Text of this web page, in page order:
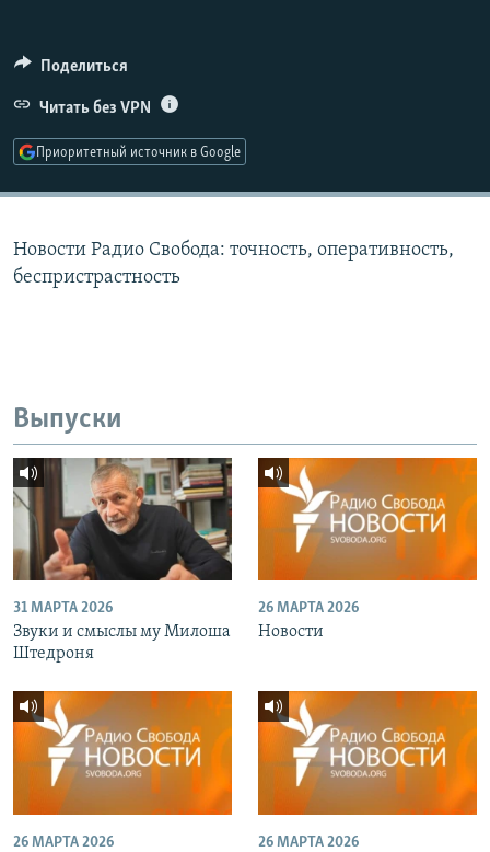
ПОДПИШИТЕСЬ НА РАССЫЛКУ
СОЦИАЛЬНЫЕ СЕТИ
Поделиться
Читать без VPN
Приоритетный источник в Google
Новости Радио Свобода: точность, оперативность,
беспристрастность
Выпуски
31 МАРТА 2026
Звуки и смыслы му Милоша
Штедроня
26 МАРТА 2026
Новости
26 МАРТА 2026 26 МАРТА 2026